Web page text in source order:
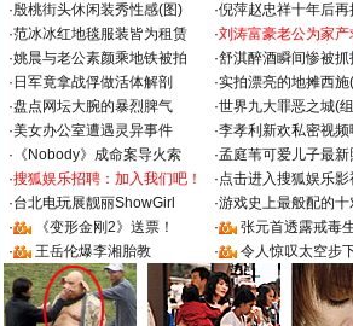
·殷桃街头休闲装秀性感(图) ·倪萍赵忠祥十年后再
·范冰冰红地毯服装皆为租赁 ·刘涛富豪老公为家产
·姚晨与老公素颜乘地铁被拍 ·舒淇醉酒瞬间惨被抓
· 日军竟拿战俘做活体解剖 ·实拍漂亮的地摊西施
·盘点网坛大腕的暴烈脾气 ·世界九大罪恶之城(
·美女办公室遭遇灵异事件 ·李孝利新欢私密视频
· 《Nobody》成命案导火索 ·孟庭苇可爱儿子最新
·搜狐娱乐招聘：加入我们吧！ ·点击进入搜狐娱乐影
·台北电玩展靓丽ShowGirl ·游戏史上最般配的十
·
《变形金刚2》送票！ ·
张元首透露戒毒
·
王岳伦爆李湘胎教 · 令人惊叹太空步